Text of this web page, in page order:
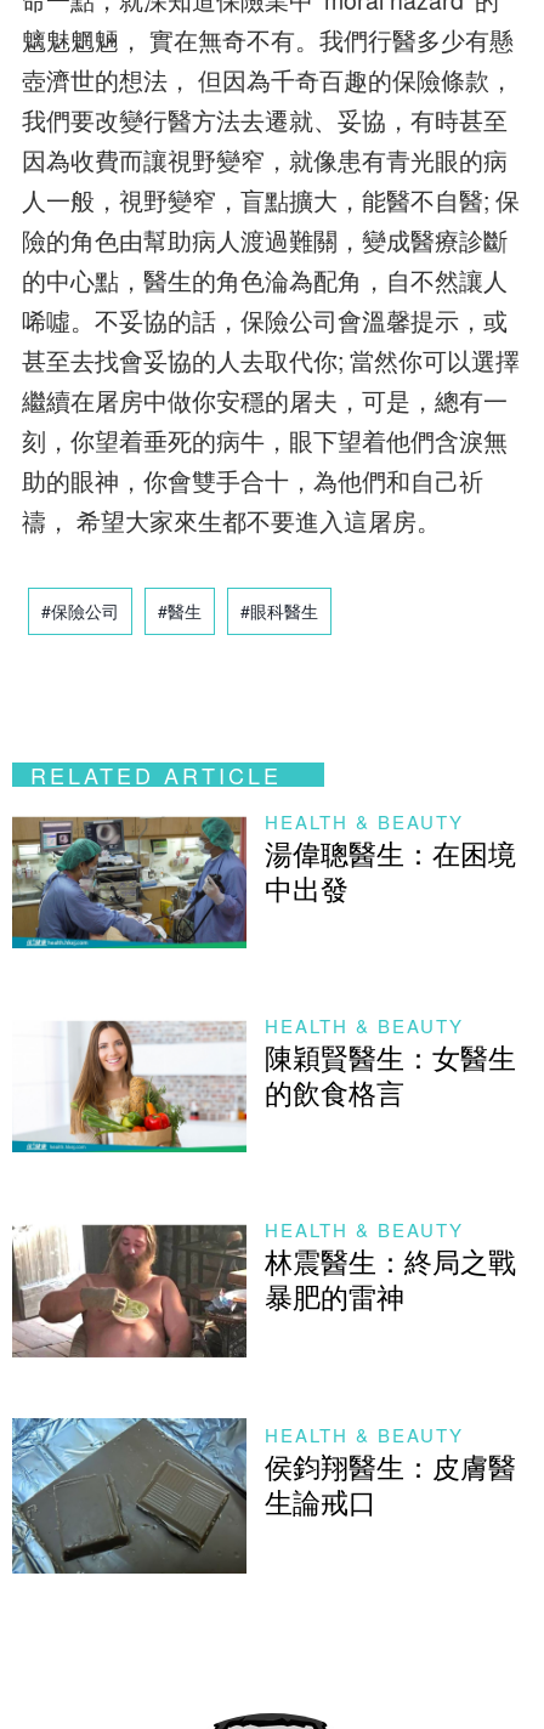
魑魅魍魎， 實在無奇不有。我們行醫多少有懸
壺濟世的想法， 但因為千奇百趣的保險條款，
我們要改變行醫方法去遷就、妥協，有時甚至
因為收費而讓視野變窄，就像患有青光眼的病
人一般，視野變窄，盲點擴大，能醫不自醫; 保
險的角色由幫助病人渡過難關，變成醫療診斷
的中心點，醫生的角色淪為配角，自不然讓人
唏噓。不妥協的話，保險公司會溫馨提示，或
甚至去找會妥協的人去取代你; 當然你可以選擇
繼續在屠房中做你安穩的屠夫，可是，總有一
刻，你望着垂死的病牛，眼下望着他們含淚無
助的眼神，你會雙手合十，為他們和自己祈
禱， 希望大家來生都不要進入這屠房。
#保險公司 #醫生 #眼科醫生
RELATED ARTICLE
HEALTH & BEAUTY
湯偉聰醫生：在困境
中出發
HEALTH & BEAUTY
陳穎賢醫生：女醫生
的飲食格言
HEALTH & BEAUTY
林震醫生：終局之戰
暴肥的雷神
HEALTH & BEAUTY
侯鈞翔醫生：皮膚醫
生論戒口